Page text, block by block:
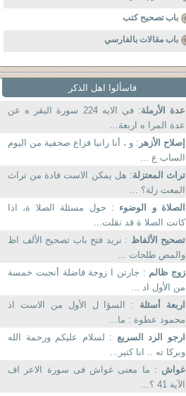
باب تصحيح كتب
باب مقالات بالفارسي
فاسألوا اهل الذكر
عدة الأرملة
: في الايه 224 سورة البقر ه عن
عدة المرا ه اربعة...
إصلاح الأزهر : و ، أنا رانيا فزاع صحفية من اليوم
الساب ع ...
تراث المعتزلة: هل يمكن الاست فادة من تراث
المعت زلة؟ ...
الصلاة و الوضوء : حول مسئلة الصلا ة، اذا
كانت الصلا ة قد نقلت...
تصحيح الألفاظ : نريد فتح باب تصحيح الألف اظ
والمص طلحات ...
زوج ظالم : جارتن ا زوجة فاضلة أنجبت خمسة
من الأول اد ...
اربعة أسئلة : السؤا ل الأول من الاست اذ
محمود عطوة : ما...
ارجو الرد السريع : لسلام عليكم ورحمة الله
وبركا ته .. انا كتير...
غواش : ما معنى غواش فى سورة الاعر اف
الآية 41 ؟...